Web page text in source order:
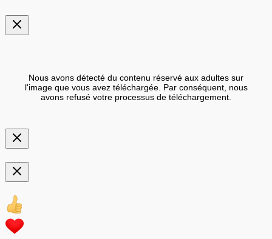
Nous avons détecté du contenu réservé aux adultes sur
l'image que vous avez téléchargée. Par conséquent, nous
avons refusé votre processus de téléchargement.